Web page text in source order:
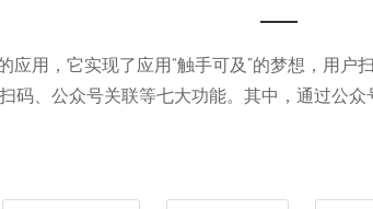
用，它实现了应用“触手可及”的梦想，用户
码、公众号关联等七大功能。其中，通过公